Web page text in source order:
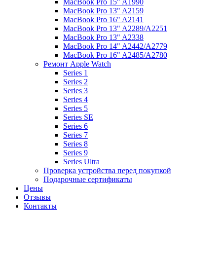
MacBook Pro 15" A1990
MacBook Pro 13" A2159
MacBook Pro 16" A2141
MacBook Pro 13" A2289/A2251
MacBook Pro 13" A2338
MacBook Pro 14" A2442/A2779
MacBook Pro 16" A2485/A2780
Ремонт Apple Watch
Series 1
Series 2
Series 3
Series 4
Series 5
Series SE
Series 6
Series 7
Series 8
Series 9
Series Ultra
Проверка устройства перед покупкой
Подарочные сертификаты
Цены
Отзывы
Контакты